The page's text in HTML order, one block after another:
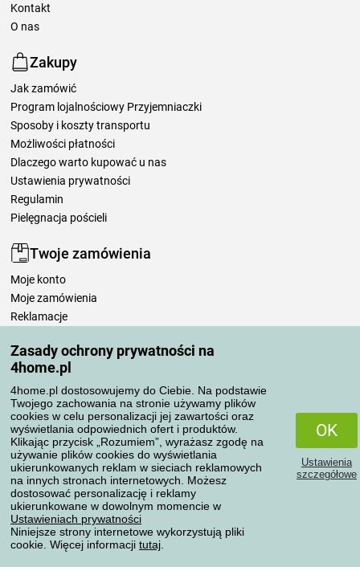
Zasady ochrony prywatności na
4home.pl
4home.pl dostosowujemy do Ciebie. Na podstawie
Twojego zachowania na stronie używamy plików
cookies w celu personalizacji jej zawartości oraz
wyświetlania odpowiednich ofert i produktów.
Klikając przycisk „Rozumiem”, wyrażasz zgodę na
używanie plików cookies do wyświetlania
ukierunkowanych reklam w sieciach reklamowych
na innych stronach internetowych. Możesz
dostosować personalizację i reklamy
ukierunkowane w dowolnym momencie w
Ustawieniach prywatności
Niniejsze strony internetowe wykorzystują pliki
cookie. Więcej informacji tutaj
OK
Ustawienia
szczegółowe
Kontakt
O nas
Zakupy
Jak zamówić
Program lojalnościowy Przyjemniaczki
Sposoby i koszty transportu
Możliwości płatności
Dlaczego warto kupować u nas
Ustawienia prywatności
Regulamin
Pielęgnacja pościeli
Twoje zamówienia
Moje konto
Moje zamówienia
Reklamacje
Zasady przetwarzania recenzji
Sposoby transportu
Metody płatności
Niezawodny sklep